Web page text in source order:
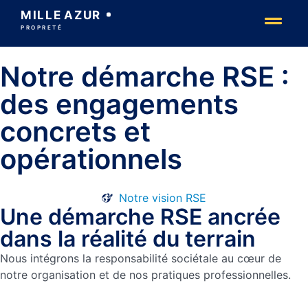
MILLE AZUR
PROPRETÉ
Notre démarche RSE :
des engagements
concrets et
opérationnels
Notre vision RSE
Une démarche RSE ancrée
dans la réalité du terrain
Nous intégrons la responsabilité sociétale au cœur de
notre organisation et de nos pratiques professionnelles.